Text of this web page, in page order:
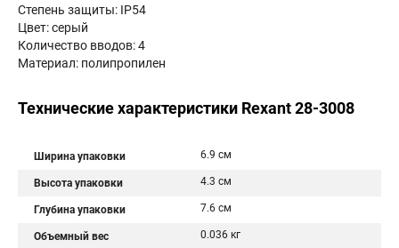
Степень защиты: IP54
Цвет: серый
Количество вводов: 4
Материал: полипропилен
Технические характеристики Rexant 28-3008
Ширина упаковки 6.9 см
Высота упаковки 4.3 см
Глубина упаковки 7.6 см
Объемный вес 0.036 кг